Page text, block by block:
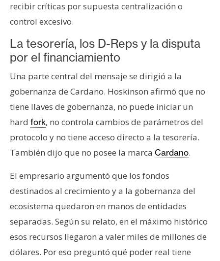
recibir críticas por supuesta centralización o
control excesivo.
La tesorería, los D-Reps y la disputa
por el financiamiento
Una parte central del mensaje se dirigió a la
gobernanza de Cardano. Hoskinson afirmó que no
tiene llaves de gobernanza, no puede iniciar un
hard fork, no controla cambios de parámetros del
protocolo y no tiene acceso directo a la tesorería.
También dijo que no posee la marca Cardano.
El empresario argumentó que los fondos
destinados al crecimiento y a la gobernanza del
ecosistema quedaron en manos de entidades
separadas. Según su relato, en el máximo histórico
esos recursos llegaron a valer miles de millones de
dólares. Por eso preguntó qué poder real tiene